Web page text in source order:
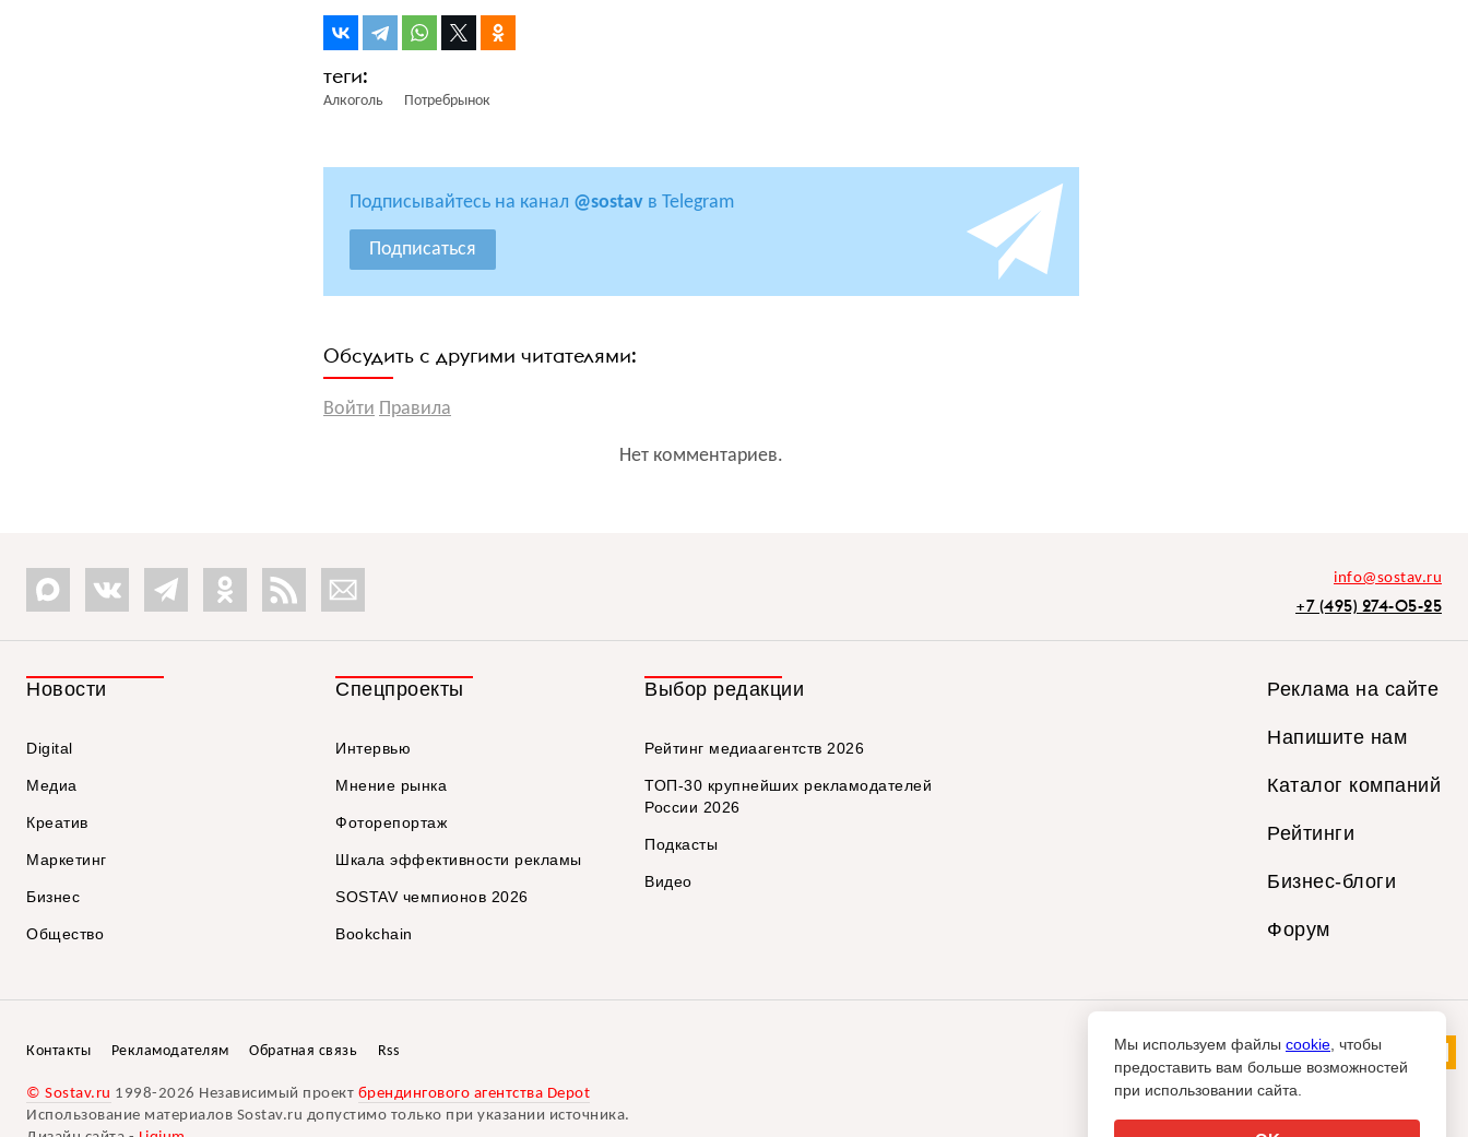
Алкоголь Потребрынок
Подписывайтесь на канал @sostav в Telegram
Подписаться
Обсудить с другими читателями:
Войти Правила
Нет комментариев.
info@sostav.ru
+7 (495) 274-05-25
Новости
Digital
Медиа
Креатив
Маркетинг
Бизнес
Общество
Спецпроекты
Интервью
Мнение рынка
Фоторепортаж
Шкала эффективности рекламы
SOSTAV чемпионов 2026
Bookchain
Выбор редакции
Рейтинг медиаагентств 2026
ТОП-30 крупнейших рекламодателей
России 2026
Подкасты
Видео
Реклама на сайте
Напишите нам
Каталог компаний
Рейтинги
Бизнес-блоги
Форум
Контакты Рекламодателям Обратная связь Rss
© Sostav.ru 1998-2026 Независимый проект брендингового агентства Depot
Использование материалов Sostav.ru допустимо только при указании источника.
Мы используем файлы cookie , чтобы
предоставить вам больше возможностей
при использовании сайта.